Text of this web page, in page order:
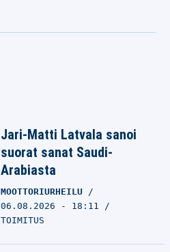
Jari-Matti Latvala sanoi
suorat sanat Saudi-
Arabiasta
MOOTTORIURHEILU
06.08.2026 - 18:11
TOIMITUS